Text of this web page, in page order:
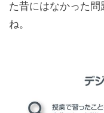
た昔にはなかった
ね。